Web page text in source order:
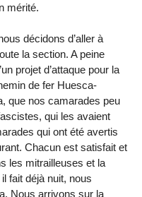
mérité.
décidons d’aller à
la section. A peine
projet d’attaque pour la
de fer Huesca-
que nos camarades peu
qui les avaient
qui ont été avertis
Chacun est satisfait et
les mitrailleuses et la
fait déjà nuit, nous
Nous arrivons sur la